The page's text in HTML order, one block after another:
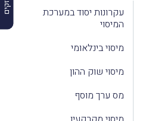
עקרונות יסוד במערכת
המיסוי
מיסוי בינלאומי
מיסוי שוק ההון
מס ערך מוסף